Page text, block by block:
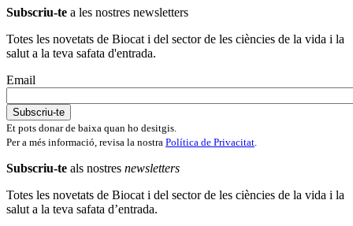
Subscriu-te a les nostres newsletters
Totes les novetats de Biocat i del sector de les ciències de la vida i la
salut a la teva safata d'entrada.
Email
Et pots donar de baixa quan ho desitgis.
Per a més informació, revisa la nostra Política de Privacitat.
Subscriu-te als nostres newsletters
Totes les novetats de Biocat i del sector de les ciències de la vida i la
salut a la teva safata d’entrada.